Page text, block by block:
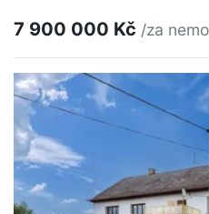
7 900 000 Kč /za